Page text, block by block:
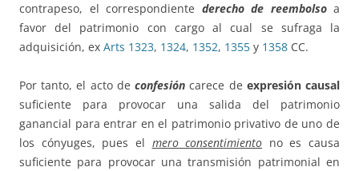
contrapeso, el correspondiente derecho de reembolsoa
favor del patrimonio con cargo al cual se sufraga la
adquisición, ex Arts 1323, 1324, 1352, 1355 y 1358 CC.
Por tanto, el acto deconfesión carece de expresión causal
suficiente para provocar una salida del patrimonio
ganancial para entrar en el patrimonio privativo de uno de
los cónyuges, pues el mero consentimiento no es causa
suficiente para provocar una transmisión patrimonial en